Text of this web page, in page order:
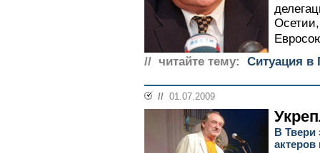
// читайте тему:
Ситуация в
// 01.07.2009
В Твери
актеров